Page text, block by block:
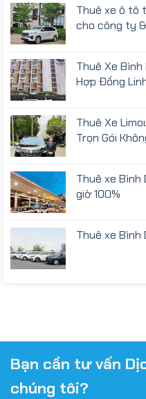
Thuê xe ô tô
cho công ty
Thuê Xe
Hợp Đồng
Thuê Xe
Trọn Gói
Thuê xe
giờ 100%
Thuê xe Bình
Bạn cần tư vấn
chúng tôi?